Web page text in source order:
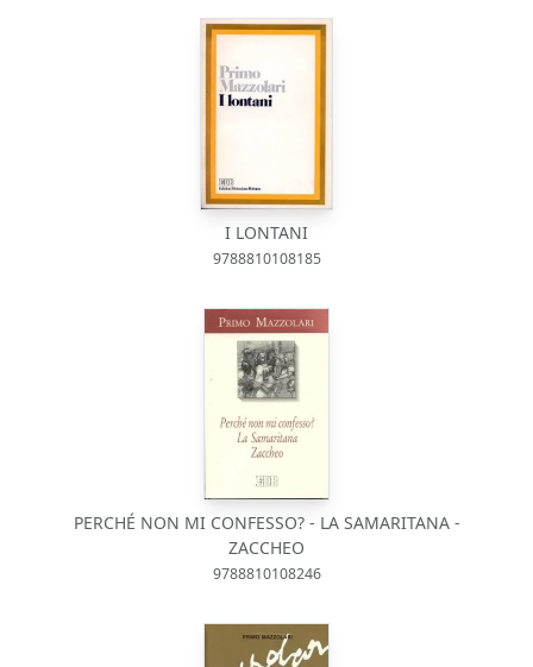
I LONTANI
9788810108185
PERCHÉ NON MI CONFESSO? - LA SAMARITANA -
ZACCHEO
9788810108246